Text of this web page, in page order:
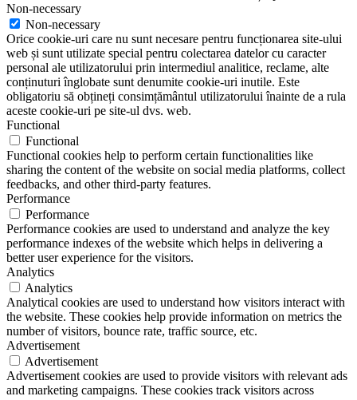
Non-necessary
Non-necessary
Orice cookie-uri care nu sunt necesare pentru funcționarea site-ului
web și sunt utilizate special pentru colectarea datelor cu caracter
personal ale utilizatorului prin intermediul analitice, reclame, alte
conținuturi înglobate sunt denumite cookie-uri inutile. Este
obligatoriu să obțineți consimțământul utilizatorului înainte de a rula
aceste cookie-uri pe site-ul dvs. web.
Functional
Functional
Functional cookies help to perform certain functionalities like
sharing the content of the website on social media platforms, collect
feedbacks, and other third-party features.
Performance
Performance
Performance cookies are used to understand and analyze the key
performance indexes of the website which helps in delivering a
better user experience for the visitors.
Analytics
Analytics
Analytical cookies are used to understand how visitors interact with
the website. These cookies help provide information on metrics the
number of visitors, bounce rate, traffic source, etc.
Advertisement
Advertisement
Advertisement cookies are used to provide visitors with relevant ads
and marketing campaigns. These cookies track visitors across